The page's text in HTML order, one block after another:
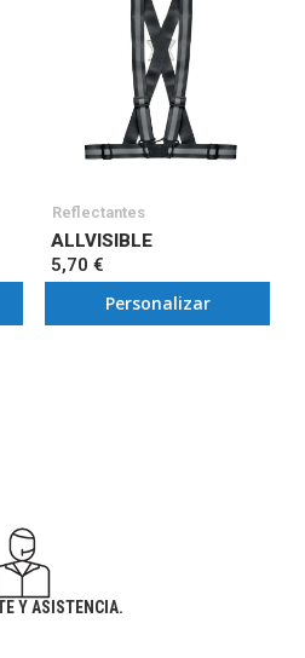
Reflectantes
ALLVISIBLE
5,70 €
Personalizar
Y ASISTENCIA.